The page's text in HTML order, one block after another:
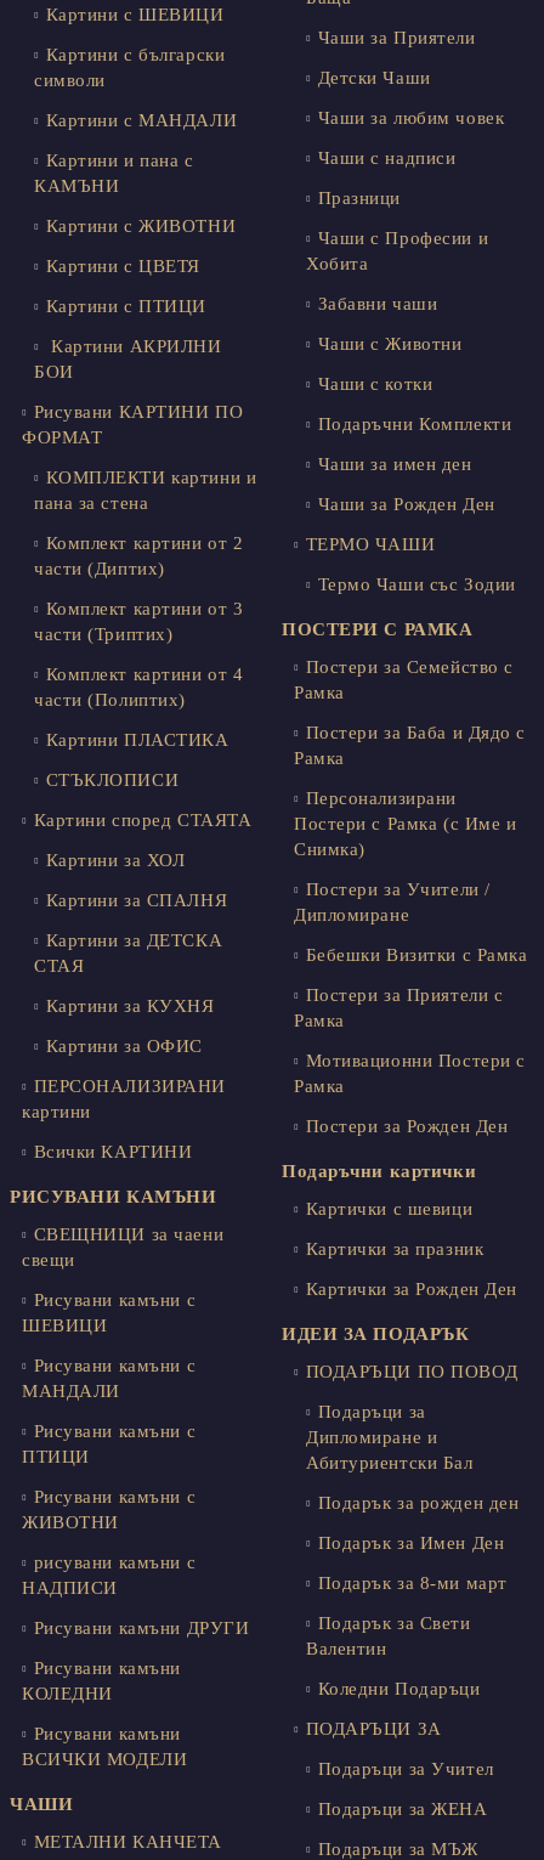
Картини с ШЕВИЦИ
Картини с български
символи
Картини с МАНДАЛИ
Картини и пана с
КАМЪНИ
Картини с ЖИВОТНИ
Картини с ЦВЕТЯ
Картини с ПТИЦИ
Картини АКРИЛНИ
БОИ
Рисувани КАРТИНИ ПО
ФОРМАТ
КОМПЛЕКТИ картини и
пана за стена
Комплект картини от 2
части (Диптих)
Комплект картини от 3
части (Триптих)
Комплект картини от 4
части (Полиптих)
Картини ПЛАСТИКА
СТЪКЛОПИСИ
Картини според СТАЯТА
Картини за ХОЛ
Картини за СПАЛНЯ
Картини за ДЕТСКА
СТАЯ
Картини за КУХНЯ
Картини за ОФИС
ПЕРСОНАЛИЗИРАНИ
картини
Всички КАРТИНИ
РИСУВАНИ КАМЪНИ
СВЕЩНИЦИ за чаени
свещи
Рисувани камъни с
ШЕВИЦИ
Рисувани камъни с
МАНДАЛИ
Рисувани камъни с
ПТИЦИ
Рисувани камъни с
ЖИВОТНИ
рисувани камъни с
НАДПИСИ
Рисувани камъни ДРУГИ
Рисувани камъни
КОЛЕДНИ
Рисувани камъни
ВСИЧКИ МОДЕЛИ
ЧАШИ
МЕТАЛНИ КАНЧЕТА
Чаши за Приятели
Детски Чаши
Чаши за любим човек
Чаши с надписи
Празници
Чаши с Професии и
Хобита
Забавни чаши
Чаши с Животни
Чаши с котки
Подаръчни Комплекти
Чаши за имен ден
Чаши за Рожден Ден
ТЕРМО ЧАШИ
Термо Чаши със Зодии
ПОСТЕРИ С РАМКА
Постери за Семейство с
Рамка
Постери за Баба и Дядо с
Рамка
Персонализирани
Постери с Рамка (с Име и
Снимка)
Постери за Учители /
Дипломиране
Бебешки Визитки с Рамка
Постери за Приятели с
Рамка
Мотивационни Постери с
Рамка
Постери за Рожден Ден
Подаръчни картички
Картички с шевици
Картички за празник
Картички за Рожден Ден
ИДЕИ ЗА ПОДАРЪК
ПОДАРЪЦИ ПО ПОВОД
Подаръци за
Дипломиране и
Абитуриентски Бал
Подарък за рожден ден
Подарък за Имен Ден
Подарък за 8-ми март
Подарък за Свети
Валентин
Коледни Подаръци
ПОДАРЪЦИ ЗА
Подаръци за Учител
Подаръци за ЖЕНА
Подаръци за МЪЖ